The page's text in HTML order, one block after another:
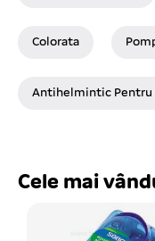
Colorata
Antihelmintic Pentru
Cele mai